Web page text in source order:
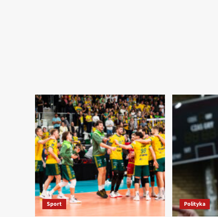
Sport Polityka